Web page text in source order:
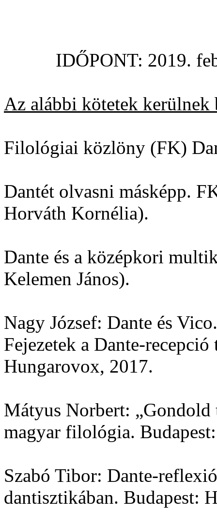
IDŐPONT: 2019.
Az alábbi kötetek kerülnek
Filológiai közlöny (FK)
Dantét olvasni másképp.
Horváth Kornélia).
Dante és a középkori
Kelemen János).
Nagy József: Dante és
Fejezetek a Dante-
Hungarovox, 2017.
Mátyus Norbert:
magyar filológia.
Szabó Tibor: Dante-
dantisztikában. Budapest: